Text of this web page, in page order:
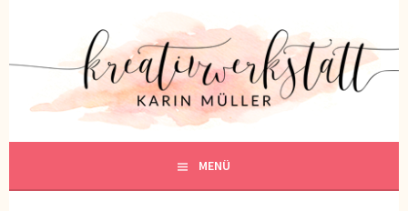
KREATIVWERKSTATT
KREATIV SEIN
MENÜ